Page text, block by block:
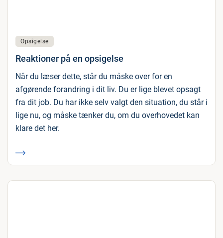
Opsigelse
Reaktioner på en opsigelse
Når du læser dette, står du måske over for en
afgørende forandring i dit liv. Du er lige blevet opsagt
fra dit job. Du har ikke selv valgt den situation, du står i
lige nu, og måske tænker du, om du overhovedet kan
klare det her.